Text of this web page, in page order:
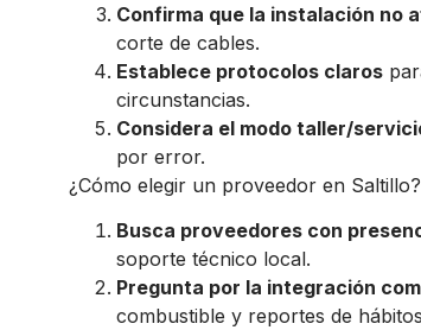
Confirma que la instalación no
corte de cables.
Establece protocolos claros
circunstancias.
Considera el modo taller/
por error.
¿Cómo elegir un proveedor en Saltillo?
Busca proveedores con
soporte técnico local.
Pregunta por la integración
combustible y reportes de